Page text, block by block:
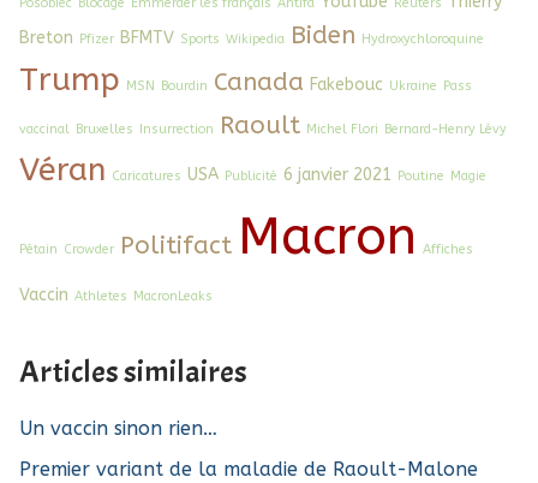
Breton Pfizer BFMTV Sports Wikipedia Biden Hydroxychloroquine
Trump MSN Bourdin Canada Fakebouc Ukraine Pass
vaccinal Bruxelles Insurrection Raoult Michel Flori Bernard-Henry Lévy
Véran Caricatures USA Publicité 6 janvier 2021 Poutine Magie
Pétain Crowder Politifact Macron Affiches
Vaccin Athletes MacronLeaks
Articles similaires
Un vaccin sinon rien…
Premier variant de la maladie de Raoult-Malone